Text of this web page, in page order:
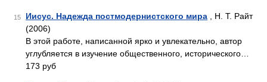
15 Иисус. Надежда постмодернистского мира , Н. Т. Райт
(2006)
В этой работе, написанной ярко и увлекательно, автор
углубляется в изучение общественного, исторического…
173 руб